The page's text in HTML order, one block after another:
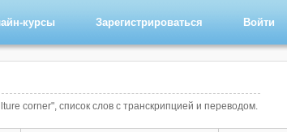
курсы Зарегистрироваться Войти
corner", список слов с транскрипцией и переводом.